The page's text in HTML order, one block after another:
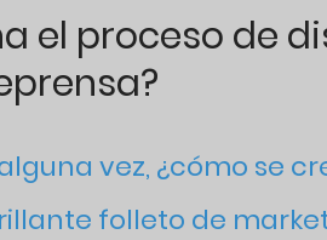
el proceso de
vez, ¿cómo se
folleto de